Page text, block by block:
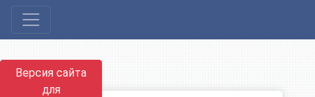
Версия сайта
для